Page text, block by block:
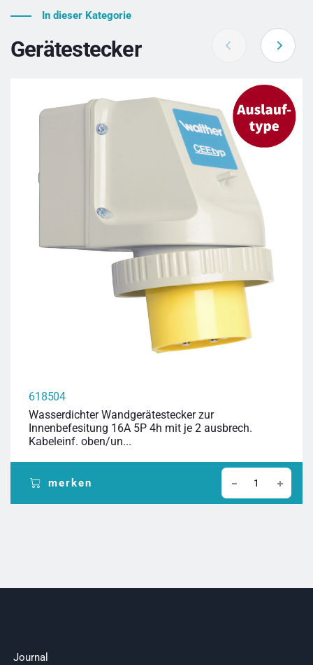
In dieser Kategorie
Gerätestecker
618504
Wasserdichter Wandgerätestecker zur
Innenbefesitung 16A 5P 4h mit je 2 ausbrech.
Kabeleinf. oben/un...
merken
Journal